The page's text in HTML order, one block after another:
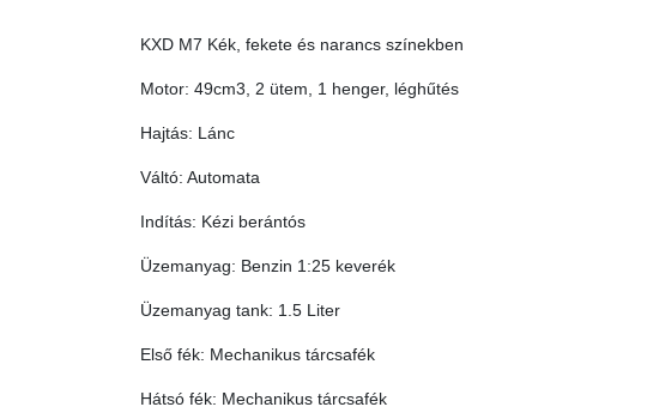
KXD M7 Kék, fekete és narancs színekben
Motor: 49cm3, 2 ütem, 1 henger, léghűtés
Hajtás: Lánc
Váltó: Automata
Indítás: Kézi berántós
Üzemanyag: Benzin 1:25 keverék
Üzemanyag tank: 1.5 Liter
Első fék: Mechanikus tárcsafék
Hátsó fék: Mechanikus tárcsafék